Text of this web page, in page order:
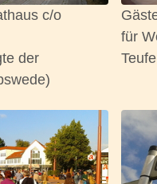
c/o
der
für